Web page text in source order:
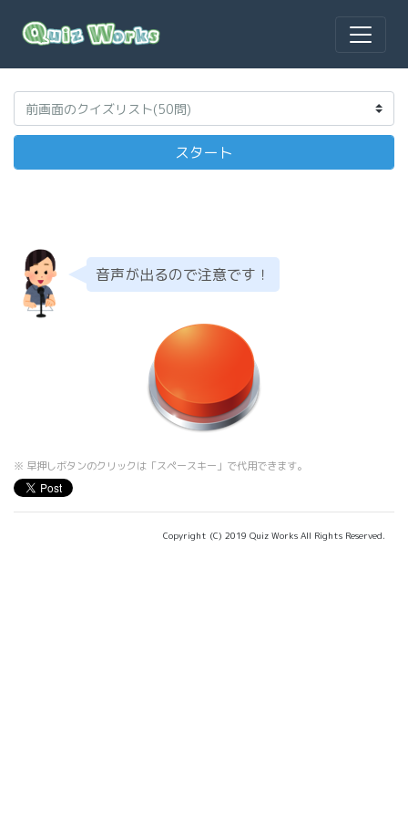
音声が出るので注意です！
※ 早押しボタンのクリックは「スペースキー」で代用できます。
Copyright (C) 2019 Quiz Works All Rights Reserved.